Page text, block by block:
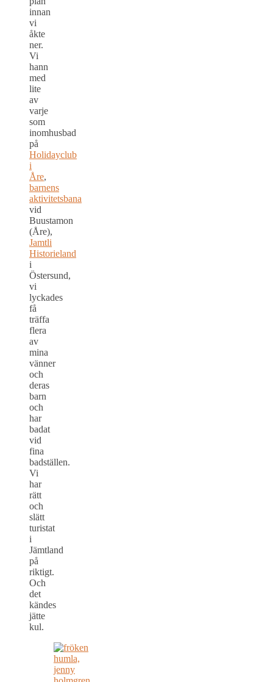
innan
vi
åkte
ner.
Vi
hann
med
lite
av
varje
som
inomhusbad
på
Holidayclub
i
Åre,
barnens
aktivitetsbana
vid
Buustamon
(Åre),
Jamtli
Historieland
i
Östersund,
vi
lyckades
få
träffa
flera
av
mina
vänner
och
deras
barn
och
har
badat
vid
fina
badställen.
Vi
har
rätt
och
slätt
turistat
i
Jämtland
på
riktigt.
Och
det
kändes
jätte
kul.